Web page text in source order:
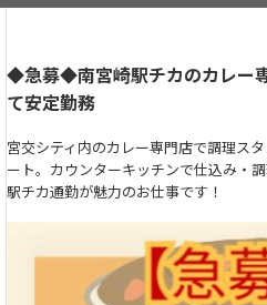
◆急募◆南宮崎駅チカのカレー
て安定勤務
宮交シティ内のカレー専門店で調理ス
ート。カウンターキッチンで仕込み・
駅チカ通勤が魅力のお仕事です！